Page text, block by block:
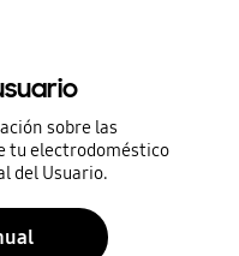
sobre las
tu electrodoméstico
del Usuario.